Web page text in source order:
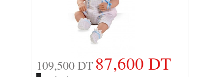
109,500 DT87,600 DT